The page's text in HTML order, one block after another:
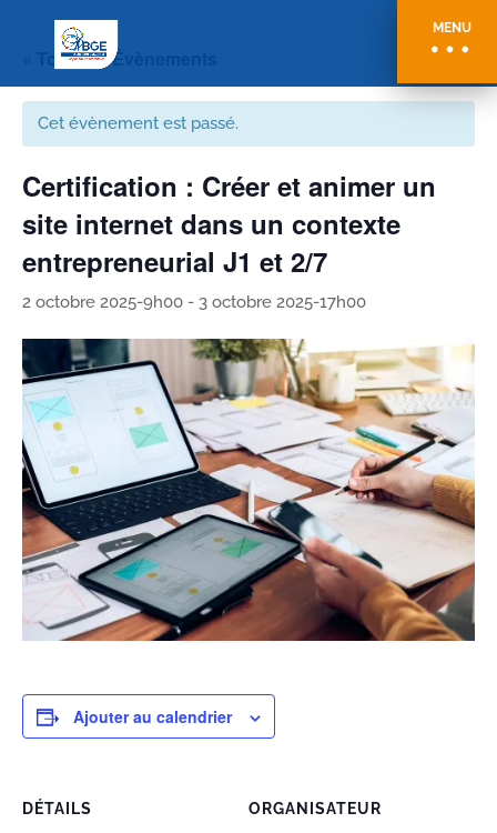
MENU
« Tous les Évènements
Cet évènement est passé.
Certification : Créer et animer un
site internet dans un contexte
entrepreneurial J1 et 2/7
2 octobre 2025-9h00 - 3 octobre 2025-17h00
Ajouter au calendrier
DÉTAILS ORGANISATEUR